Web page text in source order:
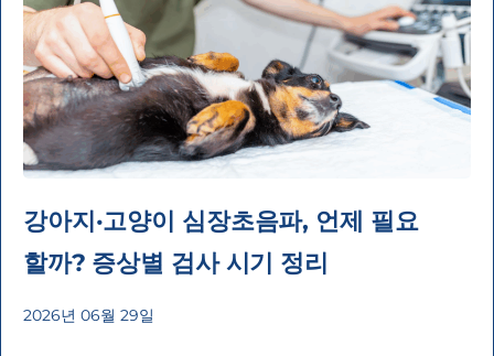
강아지·고양이 심장초음파, 언제 필요
할까? 증상별 검사 시기 정리
2026년 06월 29일